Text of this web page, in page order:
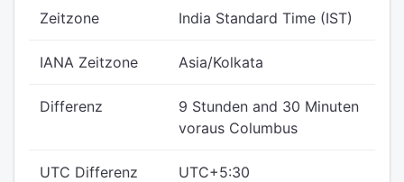
Zeitzone India Standard Time (IST)
IANA Zeitzone Asia/Kolkata
Differenz
9 Stunden and 30 Minuten
voraus Columbus
UTC Differenz
UTC+5:30